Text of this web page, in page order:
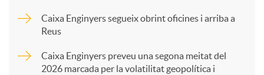
p
a
Caixa Enginyers segueix obrint oficines i arriba a
Reus
Caixa Enginyers preveu una segona meitat del
2026 marcada per la volatilitat geopolítica i